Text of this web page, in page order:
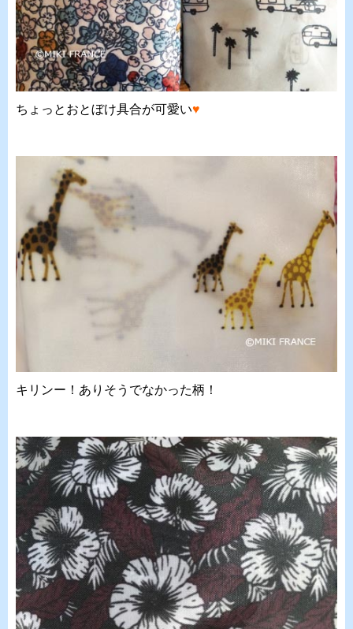
ちょっとおとぼけ具合が可愛い♥
キリンー！ありそうでなかった柄！